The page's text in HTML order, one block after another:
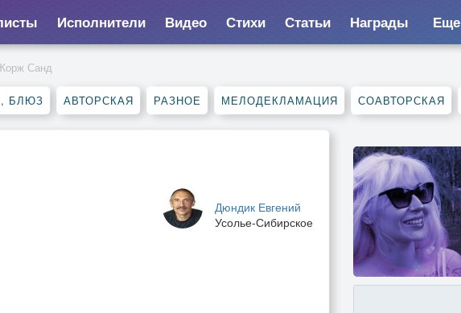
Исполнители Видео Стихи Статьи Награды Еще
Санд
БЛЮЗ АВТОРСКАЯ РАЗНОЕ МЕЛОДЕКЛАМАЦИЯ СОАВТОРСКАЯ
Дюндик Евгений
Усолье-Сибирское